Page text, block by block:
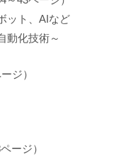
ット、AIなど
動化技術～
ジ）
ージ）